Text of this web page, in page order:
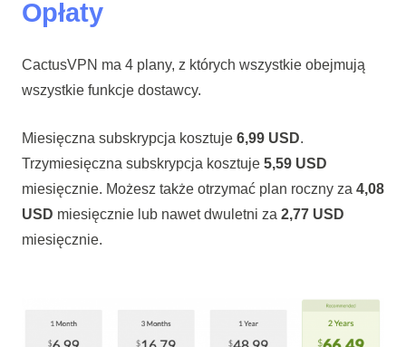
Opłaty
CactusVPN ma 4 plany, z których wszystkie obejmują
wszystkie funkcje dostawcy.
Miesięczna subskrypcja kosztuje 6,99 USD.
Trzymiesięczna subskrypcja kosztuje 5,59 USD
miesięcznie. Możesz także otrzymać plan roczny za 4,08
USD miesięcznie lub nawet dwuletni za 2,77 USD
miesięcznie.